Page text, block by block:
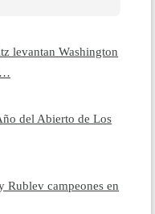
levantan Washington
del Abierto de Los
Rublev campeones en